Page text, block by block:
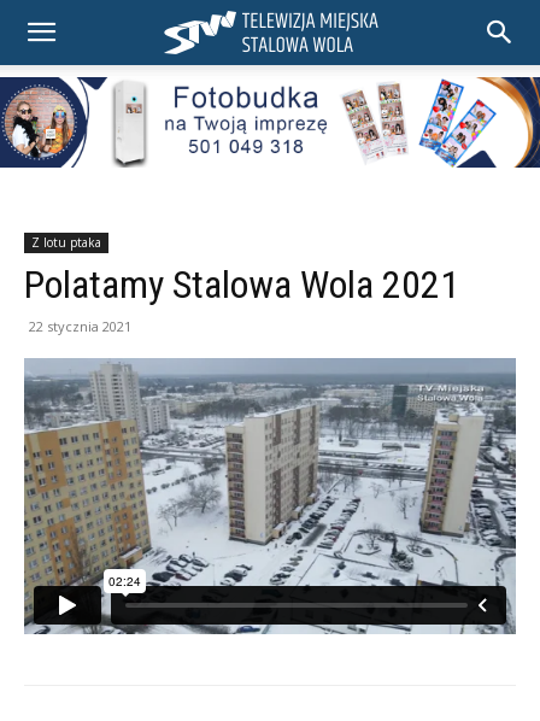
Z lotu ptaka
Polatamy Stalowa Wola 2021
22 stycznia 2021